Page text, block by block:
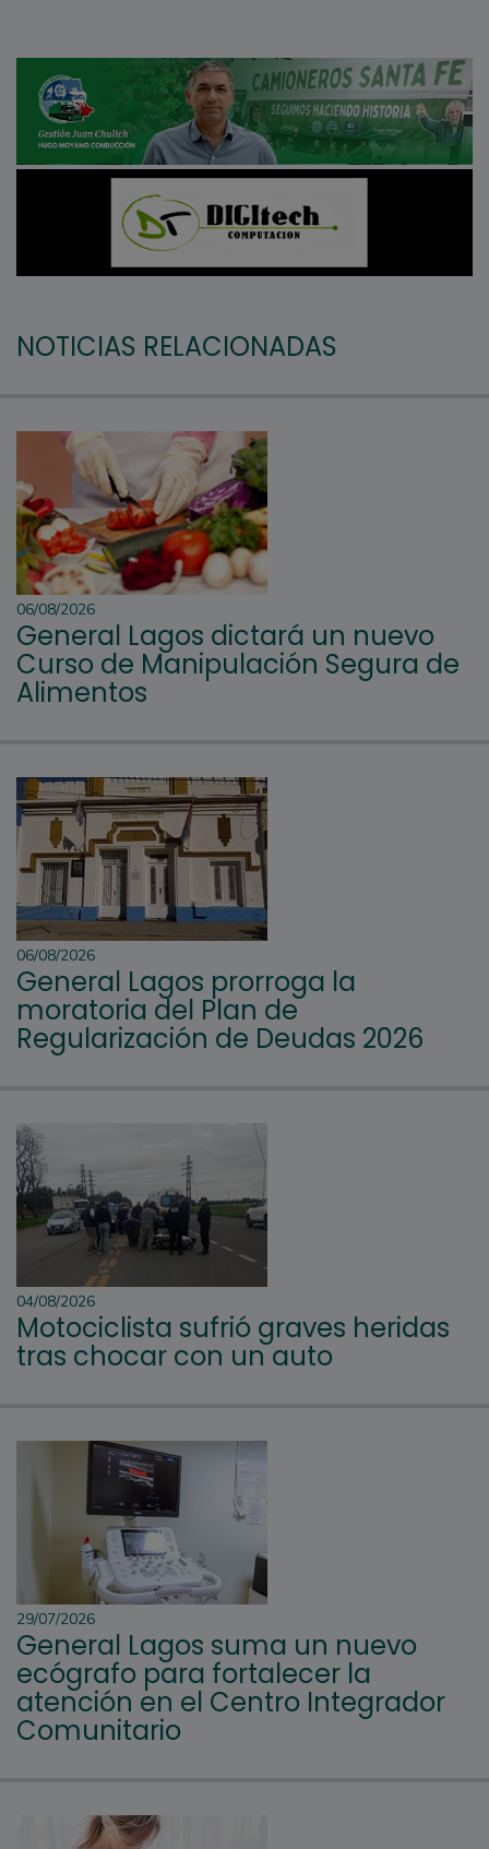
NOTICIAS RELACIONADAS
06/08/2026
General Lagos dictará un nuevo
Curso de Manipulación Segura de
Alimentos
06/08/2026
General Lagos prorroga la
moratoria del Plan de
Regularización de Deudas 2026
04/08/2026
Motociclista sufrió graves heridas
tras chocar con un auto
29/07/2026
General Lagos suma un nuevo
ecógrafo para fortalecer la
atención en el Centro Integrador
Comunitario